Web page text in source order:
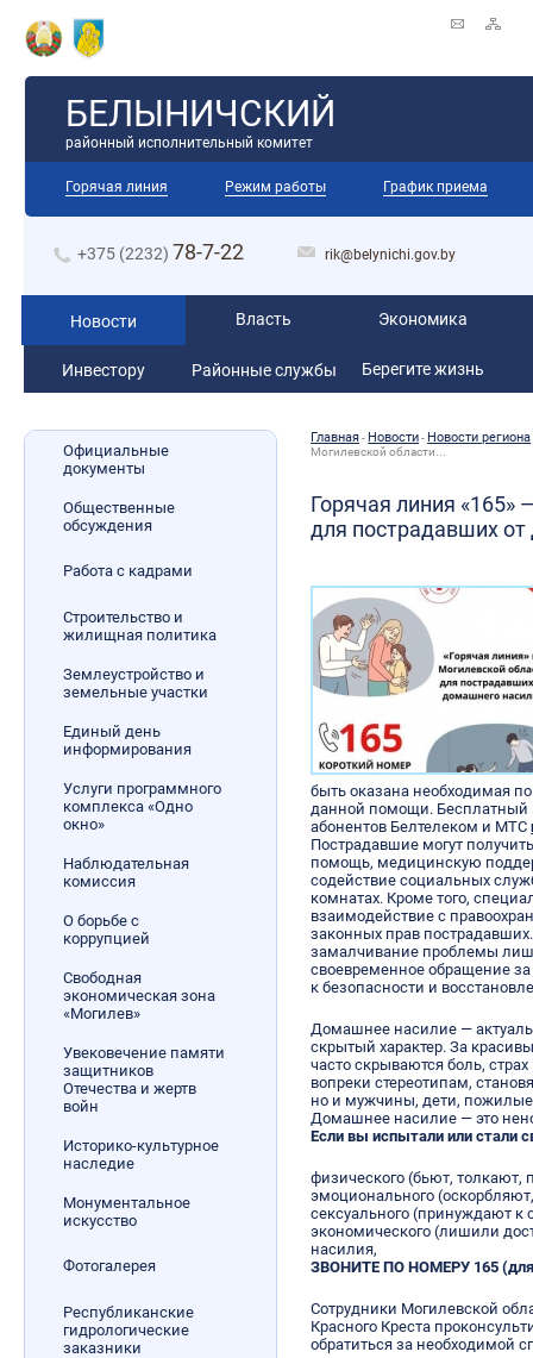
БЕЛЫНИЧСКИЙ
районный исполнительный комитет
Горячая линия Режим работы График приема
+375 (2232) 78-7-22 rik@belynichi.gov.by
Новости Власть Экономика
Инвестору Районные службы Берегите жизнь
Официальные
документы
Общественные
обсуждения
Работа с кадрами
Строительство и
жилищная политика
Землеустройство и
земельные участки
Единый день
информирования
Услуги программного
комплекса «Одно
окно»
Наблюдательная
комиссия
О борьбе с
коррупцией
Свободная
экономическая зона
«Могилев»
Увековечение памяти
защитников
Отечества и жертв
войн
Историко-культурное
наследие
Монументальное
искусство
Фотогалерея
Республиканские
гидрологические
заказники
Главная- Новости- Новости региона
Могилевской области...
Горячая линия «165»
для пострадавших
быть оказана необходимая
данной помощи. Бесплатный
абонентов Белтелеком и МТС
Пострадавшие могут
помощь, медицинскую
содействие социальных
комнатах. Кроме того,
взаимодействие с
законных прав
замалчивание проблемы
своевременное обращение
к безопасности и
Домашнее насилие —
скрытый характер. За
часто скрываются боль,
вопреки стереотипам,
но и мужчины, дети,
Домашнее насилие — это
Если вы испытали или стали
физического (бьют, толкают,
эмоционального
сексуального (принуждают к
экономического (лишили
насилия,
ЗВОНИТЕ ПО НОМЕРУ 165
Сотрудники Могилевской
Красного Креста
обратиться за необходимой